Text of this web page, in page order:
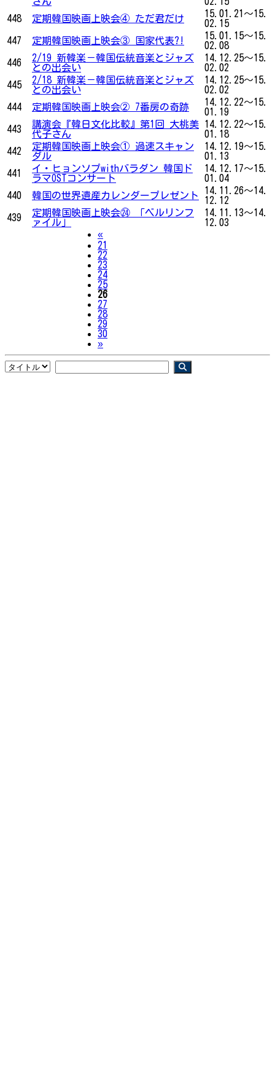
448
定期韓国映画上映会④ ただ君だけ
15.01.21～15.
02.15
447
定期韓国映画上映会③ 国家代表?!
15.01.15～15.
02.08
446
2/19 新韓楽－韓国伝統音楽とジャズ
との出会い
14.12.25～15.
02.02
445
2/18 新韓楽－韓国伝統音楽とジャズ
との出会い
14.12.25～15.
02.02
444
定期韓国映画上映会② 7番房の奇跡
14.12.22～15.
01.19
443
講演会『韓日文化比較』第1回 大桃美
代子さん
14.12.22～15.
01.18
442
定期韓国映画上映会① 過速スキャン
ダル
14.12.19～15.
01.13
441
イ・ヒョンソプwithバラダン 韓国ド
ラマOSTコンサート
14.12.17～15.
01.04
440
韓国の世界遺産カレンダープレゼント
14.11.26～14.
12.12
439
定期韓国映画上映会㉔ 「ベルリンフ
ァイル」
14.11.13～14.
12.03
«Previous
21
22
23
24
25
26
27
28
29
30
»Next